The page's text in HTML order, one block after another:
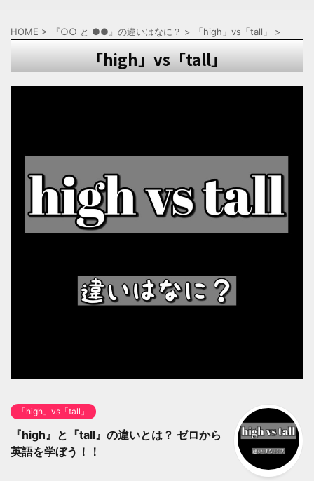
HOME > 『○○ と ●●』の違いはなに？ > 「high」vs「tall」 >
「high」vs「tall」
「high」vs「tall」
『high』と『tall』の違いとは？ ゼロから
英語を学ぼう！！